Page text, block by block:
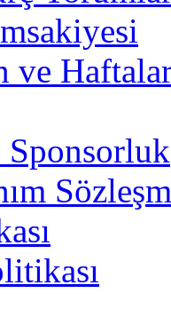
ve
Sponsorluk